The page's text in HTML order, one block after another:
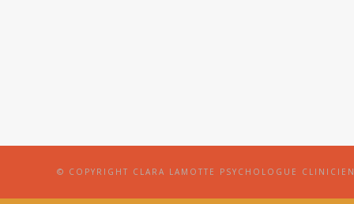
© COPYRIGHT CLARA LAMOTTE PSYCHOLOGUE